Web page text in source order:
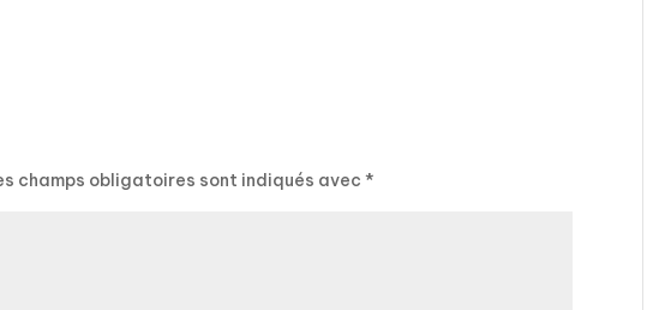
champs obligatoires sont indiqués avec*